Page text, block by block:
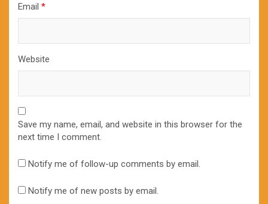
Email *
Website
Save my name, email, and website in this browser for the
next time I comment.
Notify me of follow-up comments by email.
Notify me of new posts by email.